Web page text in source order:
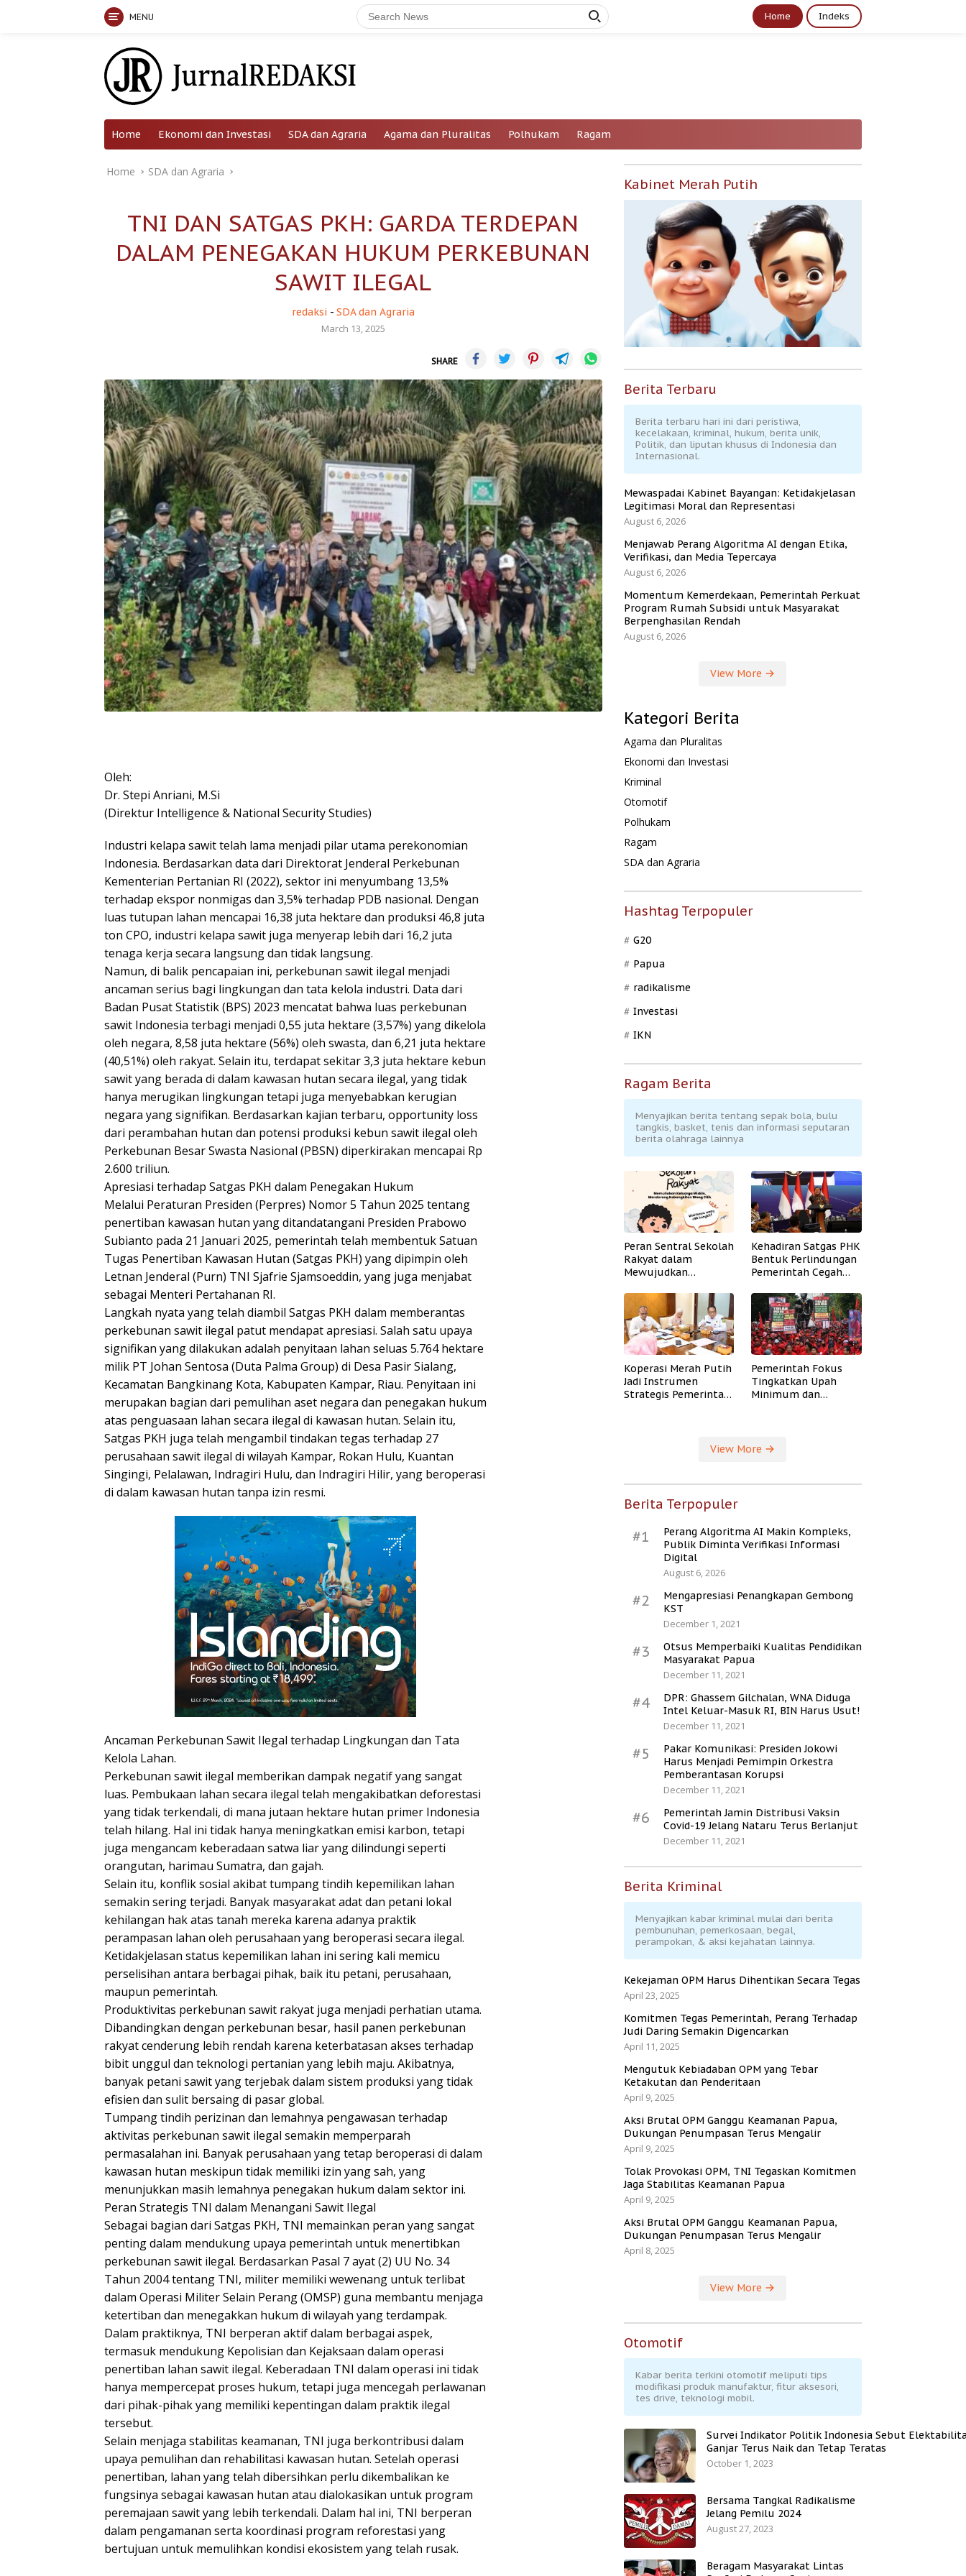
MENU Home Indeks
Home Ekonomi dan Investasi SDA dan Agraria Agama dan Pluralitas Polhukam Ragam
Home SDA dan Agraria
TNI DAN SATGAS PKH: GARDA TERDEPAN
DALAM PENEGAKAN HUKUM PERKEBUNAN
SAWIT ILEGAL
redaksi - SDA dan Agraria
March 13, 2025
SHARE
Oleh:
Dr. Stepi Anriani, M.Si
(Direktur Intelligence & National Security Studies)
Industri kelapa sawit telah lama menjadi pilar utama perekonomian
Indonesia. Berdasarkan data dari Direktorat Jenderal Perkebunan
Kementerian Pertanian RI (2022), sektor ini menyumbang 13,5%
terhadap ekspor nonmigas dan 3,5% terhadap PDB nasional. Dengan
luas tutupan lahan mencapai 16,38 juta hektare dan produksi 46,8 juta
ton CPO, industri kelapa sawit juga menyerap lebih dari 16,2 juta
tenaga kerja secara langsung dan tidak langsung.
Namun, di balik pencapaian ini, perkebunan sawit ilegal menjadi
ancaman serius bagi lingkungan dan tata kelola industri. Data dari
Badan Pusat Statistik (BPS) 2023 mencatat bahwa luas perkebunan
sawit Indonesia terbagi menjadi 0,55 juta hektare (3,57%) yang dikelola
oleh negara, 8,58 juta hektare (56%) oleh swasta, dan 6,21 juta hektare
(40,51%) oleh rakyat. Selain itu, terdapat sekitar 3,3 juta hektare kebun
sawit yang berada di dalam kawasan hutan secara ilegal, yang tidak
hanya merugikan lingkungan tetapi juga menyebabkan kerugian
negara yang signifikan. Berdasarkan kajian terbaru, opportunity loss
dari perambahan hutan dan potensi produksi kebun sawit ilegal oleh
Perkebunan Besar Swasta Nasional (PBSN) diperkirakan mencapai Rp
2.600 triliun.
Apresiasi terhadap Satgas PKH dalam Penegakan Hukum
Melalui Peraturan Presiden (Perpres) Nomor 5 Tahun 2025 tentang
penertiban kawasan hutan yang ditandatangani Presiden Prabowo
Subianto pada 21 Januari 2025, pemerintah telah membentuk Satuan
Tugas Penertiban Kawasan Hutan (Satgas PKH) yang dipimpin oleh
Letnan Jenderal (Purn) TNI Sjafrie Sjamsoeddin, yang juga menjabat
sebagai Menteri Pertahanan RI.
Langkah nyata yang telah diambil Satgas PKH dalam memberantas
perkebunan sawit ilegal patut mendapat apresiasi. Salah satu upaya
signifikan yang dilakukan adalah penyitaan lahan seluas 5.764 hektare
milik PT Johan Sentosa (Duta Palma Group) di Desa Pasir Sialang,
Kecamatan Bangkinang Kota, Kabupaten Kampar, Riau. Penyitaan ini
merupakan bagian dari pemulihan aset negara dan penegakan hukum
atas penguasaan lahan secara ilegal di kawasan hutan. Selain itu,
Satgas PKH juga telah mengambil tindakan tegas terhadap 27
perusahaan sawit ilegal di wilayah Kampar, Rokan Hulu, Kuantan
Singingi, Pelalawan, Indragiri Hulu, dan Indragiri Hilir, yang beroperasi
di dalam kawasan hutan tanpa izin resmi.
Ancaman Perkebunan Sawit Ilegal terhadap Lingkungan dan Tata
Kelola Lahan.
Perkebunan sawit ilegal memberikan dampak negatif yang sangat
luas. Pembukaan lahan secara ilegal telah mengakibatkan deforestasi
yang tidak terkendali, di mana jutaan hektare hutan primer Indonesia
telah hilang. Hal ini tidak hanya meningkatkan emisi karbon, tetapi
juga mengancam keberadaan satwa liar yang dilindungi seperti
orangutan, harimau Sumatra, dan gajah.
Selain itu, konflik sosial akibat tumpang tindih kepemilikan lahan
semakin sering terjadi. Banyak masyarakat adat dan petani lokal
kehilangan hak atas tanah mereka karena adanya praktik
perampasan lahan oleh perusahaan yang beroperasi secara ilegal.
Ketidakjelasan status kepemilikan lahan ini sering kali memicu
perselisihan antara berbagai pihak, baik itu petani, perusahaan,
maupun pemerintah.
Produktivitas perkebunan sawit rakyat juga menjadi perhatian utama.
Dibandingkan dengan perkebunan besar, hasil panen perkebunan
rakyat cenderung lebih rendah karena keterbatasan akses terhadap
bibit unggul dan teknologi pertanian yang lebih maju. Akibatnya,
banyak petani sawit yang terjebak dalam sistem produksi yang tidak
efisien dan sulit bersaing di pasar global.
Tumpang tindih perizinan dan lemahnya pengawasan terhadap
aktivitas perkebunan sawit ilegal semakin memperparah
permasalahan ini. Banyak perusahaan yang tetap beroperasi di dalam
kawasan hutan meskipun tidak memiliki izin yang sah, yang
menunjukkan masih lemahnya penegakan hukum dalam sektor ini.
Peran Strategis TNI dalam Menangani Sawit Ilegal
Sebagai bagian dari Satgas PKH, TNI memainkan peran yang sangat
penting dalam mendukung upaya pemerintah untuk menertibkan
perkebunan sawit ilegal. Berdasarkan Pasal 7 ayat (2) UU No. 34
Tahun 2004 tentang TNI, militer memiliki wewenang untuk terlibat
dalam Operasi Militer Selain Perang (OMSP) guna membantu menjaga
ketertiban dan menegakkan hukum di wilayah yang terdampak.
Dalam praktiknya, TNI berperan aktif dalam berbagai aspek,
termasuk mendukung Kepolisian dan Kejaksaan dalam operasi
penertiban lahan sawit ilegal. Keberadaan TNI dalam operasi ini tidak
hanya mempercepat proses hukum, tetapi juga mencegah perlawanan
dari pihak-pihak yang memiliki kepentingan dalam praktik ilegal
tersebut.
Selain menjaga stabilitas keamanan, TNI juga berkontribusi dalam
upaya pemulihan dan rehabilitasi kawasan hutan. Setelah operasi
penertiban, lahan yang telah dibersihkan perlu dikembalikan ke
fungsinya sebagai kawasan hutan atau dialokasikan untuk program
peremajaan sawit yang lebih terkendali. Dalam hal ini, TNI berperan
dalam pengamanan serta koordinasi program reforestasi yang
bertujuan untuk memulihkan kondisi ekosistem yang telah rusak.
Kabinet Merah Putih
Berita Terbaru
Berita terbaru hari ini dari peristiwa,
kecelakaan, kriminal, hukum, berita unik,
Politik, dan liputan khusus di Indonesia dan
Internasional.
Mewaspadai Kabinet Bayangan: Ketidakjelasan
Legitimasi Moral dan Representasi
August 6, 2026
Menjawab Perang Algoritma AI dengan Etika,
Verifikasi, dan Media Tepercaya
August 6, 2026
Momentum Kemerdekaan, Pemerintah Perkuat
Program Rumah Subsidi untuk Masyarakat
Berpenghasilan Rendah
August 6, 2026
View More
Kategori Berita
Agama dan Pluralitas
Ekonomi dan Investasi
Kriminal
Otomotif
Polhukam
Ragam
SDA dan Agraria
Hashtag Terpopuler
G20
Papua
radikalisme
Investasi
IKN
Ragam Berita
Menyajikan berita tentang sepak bola, bulu
tangkis, basket, tenis dan informasi seputaran
berita olahraga lainnya
Peran Sentral Sekolah
Rakyat dalam
Mewujudkan
Kehadiran Satgas PHK
Bentuk Perlindungan
Pemerintah Cegah
Koperasi Merah Putih
Jadi Instrumen
Strategis Pemerintah
Pemerintah Fokus
Tingkatkan Upah
Minimum dan
View More
Berita Terpopuler
#1
Perang Algoritma AI Makin Kompleks,
Publik Diminta Verifikasi Informasi
Digital
August 6, 2026
#2
Mengapresiasi Penangkapan Gembong
KST
December 1, 2021
#3
Otsus Memperbaiki Kualitas Pendidikan
Masyarakat Papua
December 11, 2021
#4
DPR: Ghassem Gilchalan, WNA Diduga
Intel Keluar-Masuk RI, BIN Harus Usut!
December 11, 2021
#5
Pakar Komunikasi: Presiden Jokowi
Harus Menjadi Pemimpin Orkestra
Pemberantasan Korupsi
December 11, 2021
#6
Pemerintah Jamin Distribusi Vaksin
Covid-19 Jelang Nataru Terus Berlanjut
December 11, 2021
Berita Kriminal
Menyajikan kabar kriminal mulai dari berita
pembunuhan, pemerkosaan, begal,
perampokan, & aksi kejahatan lainnya.
Kekejaman OPM Harus Dihentikan Secara Tegas
April 23, 2025
Komitmen Tegas Pemerintah, Perang Terhadap
Judi Daring Semakin Digencarkan
April 11, 2025
Mengutuk Kebiadaban OPM yang Tebar
Ketakutan dan Penderitaan
April 9, 2025
Aksi Brutal OPM Ganggu Keamanan Papua,
Dukungan Penumpasan Terus Mengalir
April 9, 2025
Tolak Provokasi OPM, TNI Tegaskan Komitmen
Jaga Stabilitas Keamanan Papua
April 9, 2025
Aksi Brutal OPM Ganggu Keamanan Papua,
Dukungan Penumpasan Terus Mengalir
April 8, 2025
View More
Otomotif
Kabar berita terkini otomotif meliputi tips
modifikasi produk manufaktur, fitur aksesori,
tes drive, teknologi mobil.
Survei Indikator Politik Indonesia Sebut
Ganjar Terus Naik dan Tetap Teratas
October 1, 2023
Bersama Tangkal Radikalisme
Jelang Pemilu 2024
August 27, 2023
Beragam Masyarakat Lintas